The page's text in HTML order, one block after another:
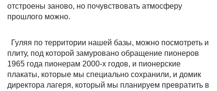
отстроены заново, но почувствовать атмосферу
прошлого можно.
Гуляя по территории нашей базы, можно посмотреть и
плиту, под которой замуровано обращение пионеров
1965 года пионерам 2000-х годов, и пионерские
плакаты, которые мы специально сохранили, и домик
директора лагеря, который мы планируем превратить в